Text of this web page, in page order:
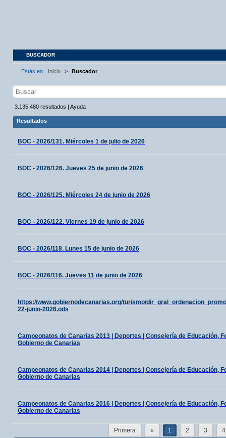
BUSCADOR
Estás en Inicio > Buscador
3.135.480 resultados | Ayuda
Resultados
BOC - 2026/131. Miércoles 1 de julio de 2026
BOC - 2026/126. Jueves 25 de junio de 2026
BOC - 2026/125. Miércoles 24 de junio de 2026
BOC - 2026/122. Viernes 19 de junio de 2026
BOC - 2026/118. Lunes 15 de junio de 2026
BOC - 2026/116. Jueves 11 de junio de 2026
https://www.gobiernodecanarias.org/turismo/
22-junio-2026.ods
Campeonatos de Canarias 2013 | Deportes | Consejería de Educación,
Gobierno de Canarias
Campeonatos de Canarias 2014 | Deportes | Consejería de Educación,
Gobierno de Canarias
Campeonatos de Canarias 2016 | Deportes | Consejería de Educación,
Gobierno de Canarias
Primera « 1 2 3 4